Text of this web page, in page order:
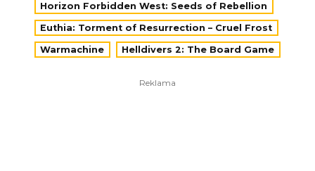
Horizon Forbidden West: Seeds of Rebellion
Euthia: Torment of Resurrection – Cruel Frost
Warmachine Helldivers 2: The Board Game